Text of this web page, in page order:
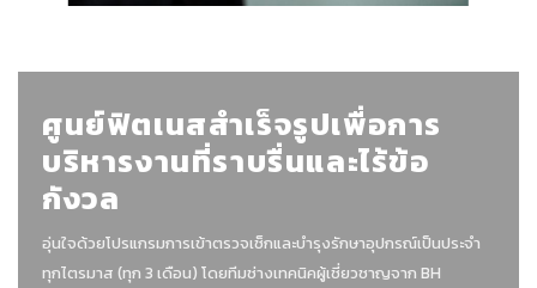
ศูนย์ฟิตเนสสำเร็จรูปเพื่อการ
บริหารงานที่ราบรื่นและไร้ข้อ
กังวล
อุ่นใจด้วยโปรแกรมการเข้าตรวจเช็กและบำรุงรักษาอุปกรณ์เป็นประจำ
ทุกไตรมาส (ทุก 3 เดือน) โดยทีมช่างเทคนิคผู้เชี่ยวชาญจาก BH